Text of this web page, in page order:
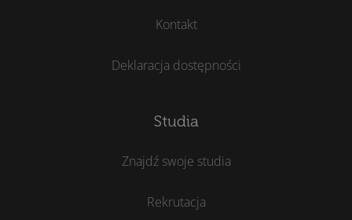
Kontakt
Deklaracja dostępności
Studia
Znajdź swoje studia
Rekrutacja